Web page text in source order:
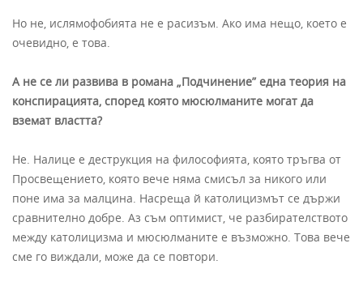
Но не, ислямофобията не е расизъм. Ако има нещо, което е
очевидно, е това.
А не се ли развива в романа „Подчинение” една теория на
конспирацията, според която мюсюлманите могат да
вземат властта?
Не. Налице е деструкция на философията, която тръгва от
Просвещението, която вече няма смисъл за никого или
поне има за малцина. Насреща й католицизмът се държи
сравнително добре. Аз съм оптимист, че разбирателството
между католицизма и мюсюлманите е възможно. Това вече
сме го виждали, може да се повтори.